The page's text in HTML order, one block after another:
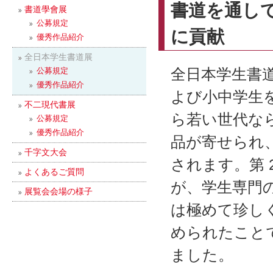
書道を通し
に貢献
全日本学生書
よび小中学生
ら若い世代な
品が寄せられ
されます。第
が、学生専門
は極めて珍し
められたこと
ました。
書道學會展
公募規定
優秀作品紹介
全日本学生書道展
公募規定
優秀作品紹介
不二現代書展
公募規定
優秀作品紹介
千字文大会
よくあるご質問
展覧会会場の様子